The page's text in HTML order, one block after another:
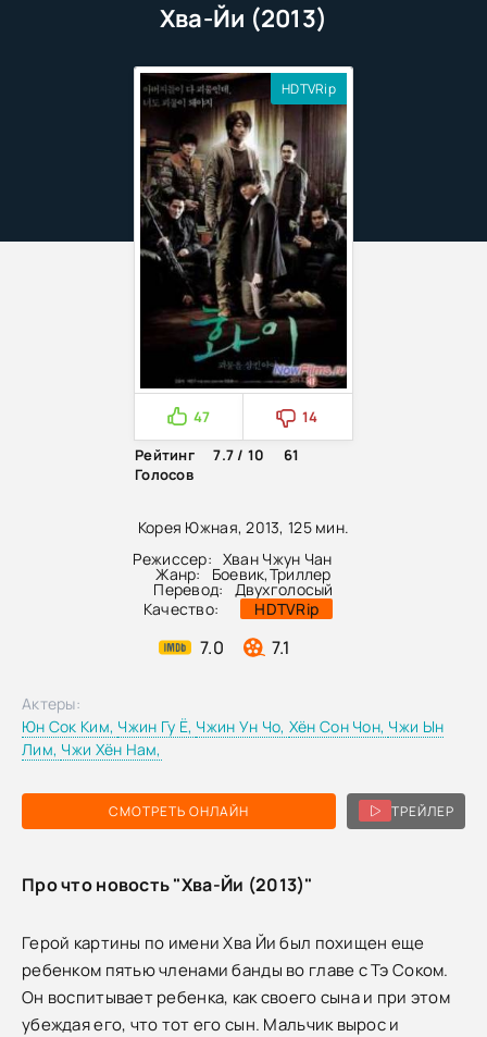
Хва-Йи (2013)
Корея Южная, 2013, 125 мин.
Режиссер: Хван Чжун Чан
Жанр: Боевик,Триллер
Перевод:
Двухголосый
Качество:
HDTVRip
7.0 7.1
HDTVRip
47
14
Рейтинг
7.7 / 10
61
Голосов
СМОТРЕТЬ ОНЛАЙН ТРЕЙЛЕР
Актеры:
Юн Сок Ким, Чжин Гу Ё, Чжин Ун Чо, Хён Сон Чон, Чжи Ын
Лим, Чжи Хён Нам,
Про что новость "Хва-Йи (2013)"
Герой картины по имени Хва Йи был похищен еще
ребенком пятью членами банды во главе с Тэ Соком.
Он воспитывает ребенка, как своего сына и при этом
убеждая его, что тот его сын. Мальчик вырос и